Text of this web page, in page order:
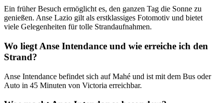
Ein früher Besuch ermöglicht es, den ganzen Tag die Sonne zu
genießen. Anse Lazio gilt als erstklassiges Fotomotiv und bietet
viele Gelegenheiten für tolle Strandaufnahmen.
Wo liegt Anse Intendance und wie erreiche ich den
Strand?
Anse Intendance befindet sich auf Mahé und ist mit dem Bus oder
Auto in 45 Minuten von Victoria erreichbar.